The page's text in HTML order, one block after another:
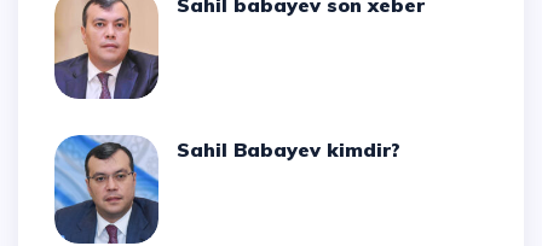
Sahil babayev son xeber
Sahil Babayev kimdir?